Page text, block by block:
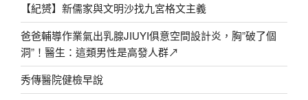
【紀赟】新儒家與文明沙找九宮格文主義
爸爸輔導作業氣出乳腺JIUYI俱意空間設計炎，胸”破了個
洞”！醫生：這類男性是高發人群↗
秀傳醫院健檢早說